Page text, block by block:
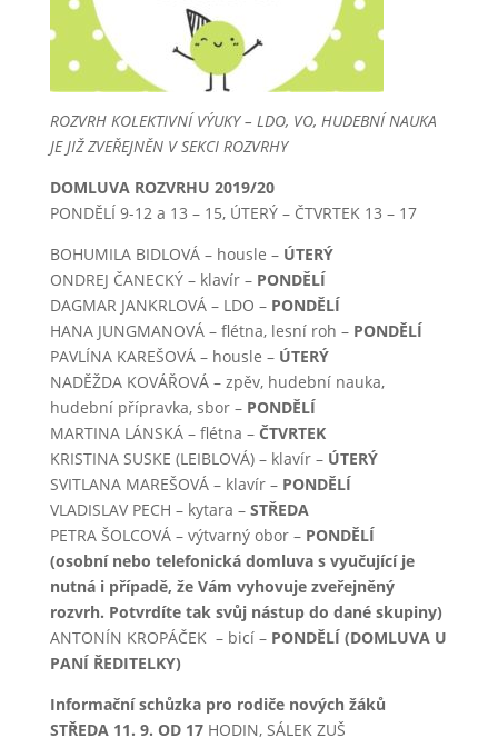
ROZVRH KOLEKTIVNÍ VÝUKY – LDO, VO, HUDEBNÍ NAUKA
JE JIŽ ZVEŘEJNĚN V SEKCI ROZVRHY
DOMLUVA ROZVRHU 2019/20
PONDĚLÍ 9-12 a 13 – 15, ÚTERÝ – ČTVRTEK 13 – 17
BOHUMILA BIDLOVÁ – housle – ÚTERÝ
ONDREJ ČANECKÝ – klavír – PONDĚLÍ
DAGMAR JANKRLOVÁ – LDO – PONDĚLÍ
HANA JUNGMANOVÁ – flétna, lesní roh – PONDĚLÍ
PAVLÍNA KAREŠOVÁ – housle – ÚTERÝ
NADĚŽDA KOVÁŘOVÁ – zpěv, hudební nauka,
hudební přípravka, sbor – PONDĚLÍ
MARTINA LÁNSKÁ – flétna – ČTVRTEK
KRISTINA SUSKE (LEIBLOVÁ) – klavír – ÚTERÝ
SVITLANA MAREŠOVÁ – klavír – PONDĚLÍ
VLADISLAV PECH – kytara – STŘEDA
PETRA ŠOLCOVÁ – výtvarný obor – PONDĚLÍ
(osobní nebo telefonická domluva s vyučující je
nutná i případě, že Vám vyhovuje zveřejněný
rozvrh. Potvrdíte tak svůj nástup do dané skupiny)
ANTONÍN KROPÁČEK – bicí – PONDĚLÍ (DOMLUVA U
PANÍ ŘEDITELKY)
Informační schůzka pro rodiče nových žáků
STŘEDA 11. 9. OD 17HODIN, SÁLEK ZUŠ